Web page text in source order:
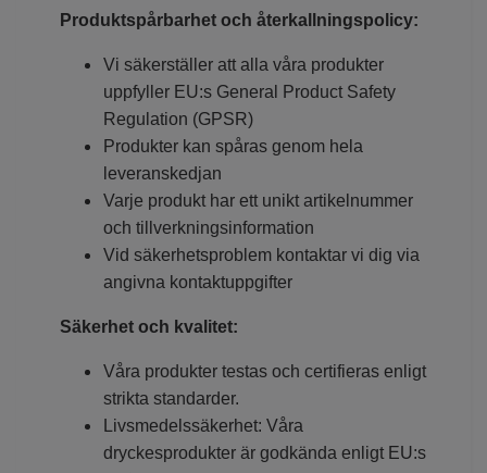
Produktspårbarhet och återkallningspolicy:
Vi säkerställer att alla våra produkter
uppfyller EU:s General Product Safety
Regulation (GPSR)
Produkter kan spåras genom hela
leveranskedjan
Varje produkt har ett unikt artikelnummer
och tillverkningsinformation
Vid säkerhetsproblem kontaktar vi dig via
angivna kontaktuppgifter
Säkerhet och kvalitet:
Våra produkter testas och certifieras enligt
strikta standarder.
Livsmedelssäkerhet: Våra
dryckesprodukter är godkända enligt EU:s